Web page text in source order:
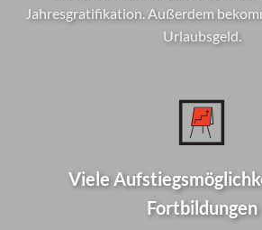
Jahresgratifikation. Außerdem
Urlaubsgeld.
Viele
Fortbildungen